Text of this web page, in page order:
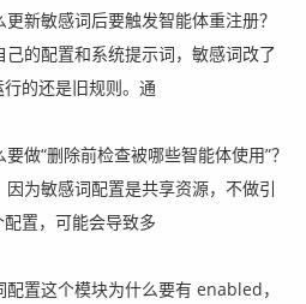
新敏感词后要触发智能体重注册？
的配置和系统提示词，敏感词改了
的还是旧规则。通
做“删除前检查被哪些智能体使用”？
为敏感词配置是共享资源，不做引
置，可能会导致多
置这个模块为什么要有 enabled，